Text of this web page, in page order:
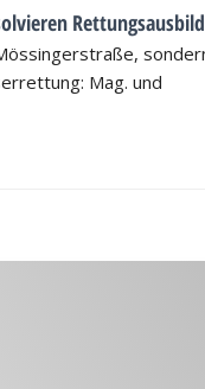
Mag. und